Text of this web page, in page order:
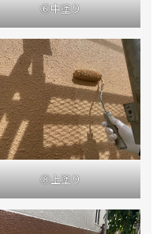
⑥中塗り
⑧上塗り